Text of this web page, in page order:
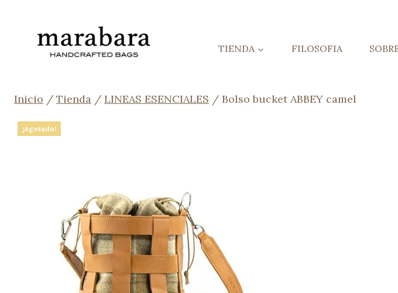
contenido
TIENDA FILOSOFIA
Inicio / Tienda / LINEAS ESENCIALES / Bolso bucket ABBEY camel
¡Agotado!